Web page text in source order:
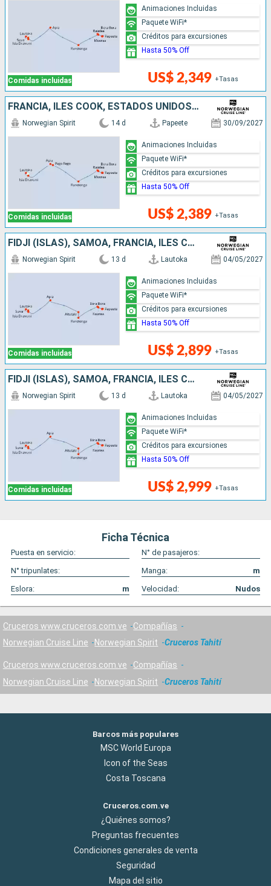
Comidas incluidas US$ 2,349 +Tasas
Animaciones Incluidas
Paquete WiFi*
Créditos para excursiones
Hasta 50% Off
FRANCIA, ILES COOK, ESTADOS UNIDOS, SAMOA, FIDJI (ISLAS)
Comidas incluidas
Norwegian Spirit 14 d Papeete 30/09/2027
US$ 2,389 +Tasas
Animaciones Incluidas
Paquete WiFi*
Créditos para excursiones
Hasta 50% Off
FIDJI (ISLAS), SAMOA, FRANCIA, ILES COOK
Comidas incluidas
Norwegian Spirit 13 d Lautoka 04/05/2027
US$ 2,899 +Tasas
Animaciones Incluidas
Paquete WiFi*
Créditos para excursiones
Hasta 50% Off
FIDJI (ISLAS), SAMOA, FRANCIA, ILES COOK
Comidas incluidas
Norwegian Spirit 13 d Lautoka 04/05/2027
US$ 2,999 +Tasas
Animaciones Incluidas
Paquete WiFi*
Créditos para excursiones
Hasta 50% Off
Ficha Técnica
Puesta en servicio:
N° de pasajeros:
N° tripunlates:
Manga:
m
Eslora:
m Velocidad: Nudos
Cruceros www.cruceros.com.ve
Compañías
Norwegian Cruise Line
Norwegian Spirit Cruceros Tahití
Cruceros www.cruceros.com.ve
Compañías
Norwegian Cruise Line
Norwegian Spirit Cruceros Tahití
Barcos más populares
MSC World Europa
Icon of the Seas
Costa Toscana
Cruceros.com.ve
¿Quiénes somos?
Preguntas frecuentes
Condiciones generales de venta
Seguridad
Mapa del sitio